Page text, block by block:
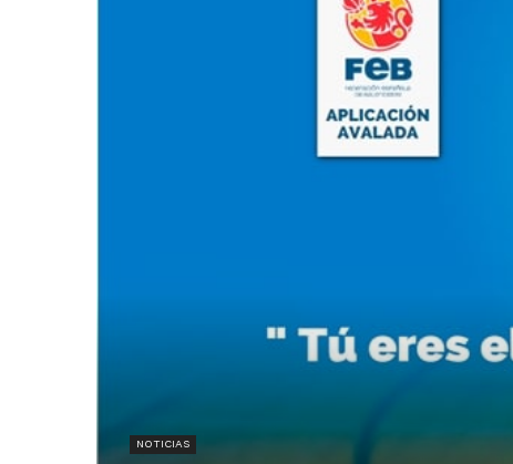
NOTICIAS